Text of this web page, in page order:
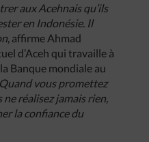
aux Acehnais qu’ils
en Indonésie. Il
, affirme Ahmad
d’Aceh qui travaille à
Banque mondiale au
Quand vous promettez
ne réalisez jamais rien,
la confiance du